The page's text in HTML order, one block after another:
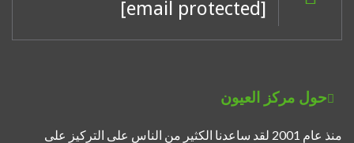
[email protected]
حول مركز العيون
منذ عام 2001 لقد ساعدنا الكثير من الناس على التركيز على